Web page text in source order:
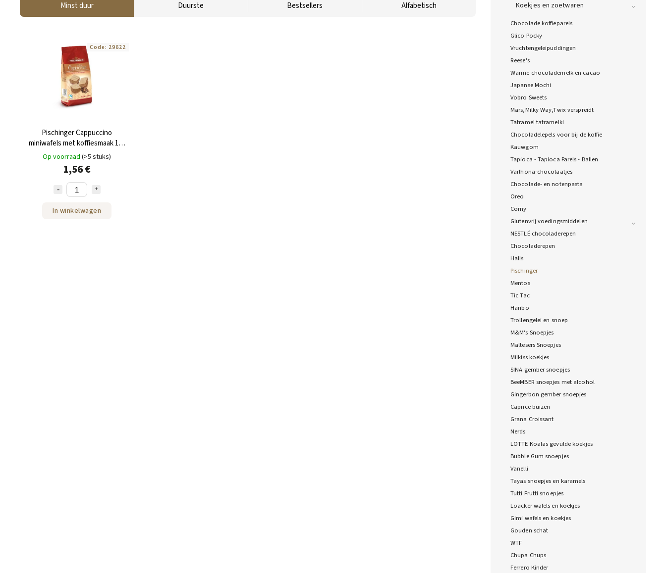
Koekjes en zoetwaren
Chocolade koffieparels
Glico Pocky
Vruchtengeleipuddingen
Reese's
Warme chocolademelk en cacao
Japanse Mochi
Vobro Sweets
Mars,Milky Way,Twix verspreidt
Tatramel tatramelki
Chocoladelepels voor bij de koffie
Kauwgom
Tapioca - Tapioca Parels - Ballen
Varlhona-chocolaatjes
Chocolade- en notenpasta
Oreo
Corny
Glutenvrij voedingsmiddelen
NESTLÉ chocoladerepen
Chocoladerepen
Halls
Pischinger
Mentos
Tic Tac
Haribo
Trollengelei en snoep
M&M's Snoepjes
Maltesers Snoepjes
Milkiss koekjes
SINA gember snoepjes
BeeMBER snoepjes met alcohol
Gingerbon gember snoepjes
Caprice buizen
Grana Croissant
Nerds
LOTTE Koalas gevulde koekjes
Bubble Gum snoepjes
Vanelli
Tayas snoepjes en karamels
Tutti Frutti snoepjes
Loacker wafels en koekjes
Gimi wafels en koekjes
Gouden schat
WTF
Chupa Chups
Ferrero Kinder
Minst duur Duurste Bestsellers Alfabetisch
Pischinger Cappuccino
miniwafels met koffiesmaak 100
g
Op voorraad (>5 stuks)
1,56 €
In winkelwagen
Code: 29622